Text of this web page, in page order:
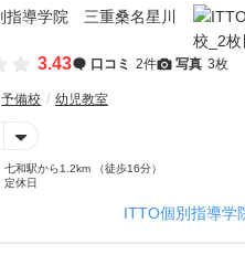
3.43 口コミ 2件 写真 3枚
予備校 幼児教室
七和駅から1.2km （徒歩16分）
定休日
ITTO個別指導